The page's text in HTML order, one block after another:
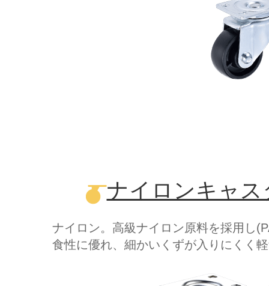
ナイロンキャス
ナイロン。高級ナイロン原料を採用し
食性に優れ、細かいくずが入りにくく